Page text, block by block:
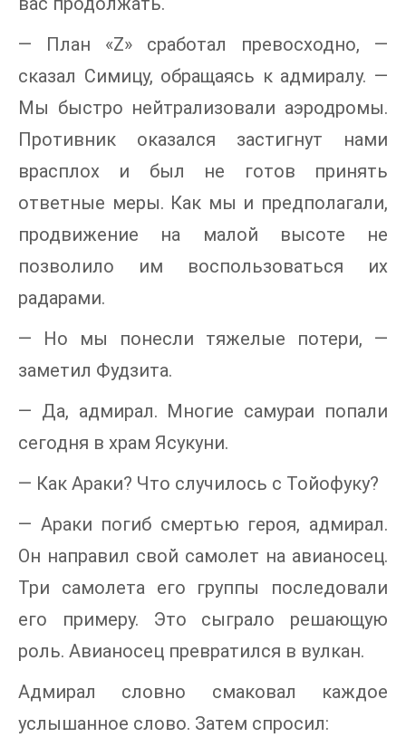
— План «Z» сработал превосходно, —
сказал Симицу, обращаясь к адмиралу. —
Мы быстро нейтрализовали аэродромы.
Противник оказался застигнут нами
врасплох и был не готов принять
ответные меры. Как мы и предполагали,
продвижение на малой высоте не
позволило им воспользоваться их
радарами.
— Но мы понесли тяжелые потери, —
заметил Фудзита.
— Да, адмирал. Многие самураи попали
сегодня в храм Ясукуни.
— Как Араки? Что случилось с Тойофуку?
— Араки погиб смертью героя, адмирал.
Он направил свой самолет на авианосец.
Три самолета его группы последовали
его примеру. Это сыграло решающую
роль. Авианосец превратился в вулкан.
Адмирал словно смаковал каждое
услышанное слово. Затем спросил: